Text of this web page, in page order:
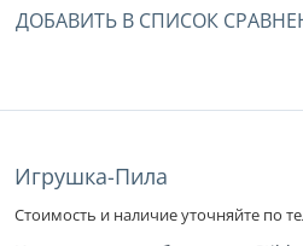
ДОБАВИТЬ В СПИСОК
Игрушка-Пила
Стоимость и наличие уточняйте по